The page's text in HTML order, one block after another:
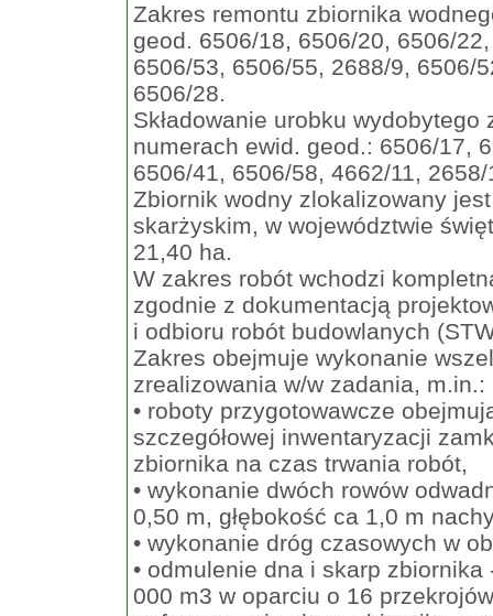
Zakres remontu zbiornika
geod. 6506/18, 6506/20, 6506/
6506/53, 6506/55, 2688/9, 6506/
6506/28.
Składowanie urobku
numerach ewid. geod.: 6506/17,
6506/41, 6506/58, 4662/11, 2658/
Zbiornik wodny zlokalizowany
skarżyskim, w województwie
21,40 ha.
W zakres robót wchodzi
zgodnie z dokumentacją
i odbioru robót budowlanych
Zakres obejmuje wykonanie
zrealizowania w/w zadania, m.in.:
• roboty przygotowawcze
szczegółowej inwentaryzacji
zbiornika na czas trwania robót,
• wykonanie dwóch rowów
0,50 m, głębokość ca 1,0 m
• wykonanie dróg czasowych w
• odmulenie dna i skarp
000 m3 w oparciu o 16